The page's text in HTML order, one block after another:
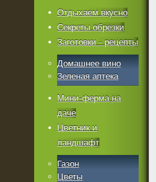
Отдыхаем вкусно
Секреты обрезки
Заготовки - рецепты
Домашнее вино
Зеленая аптека
Мини-ферма на
даче
Цветник и
ландшафт
Газон
Цветы